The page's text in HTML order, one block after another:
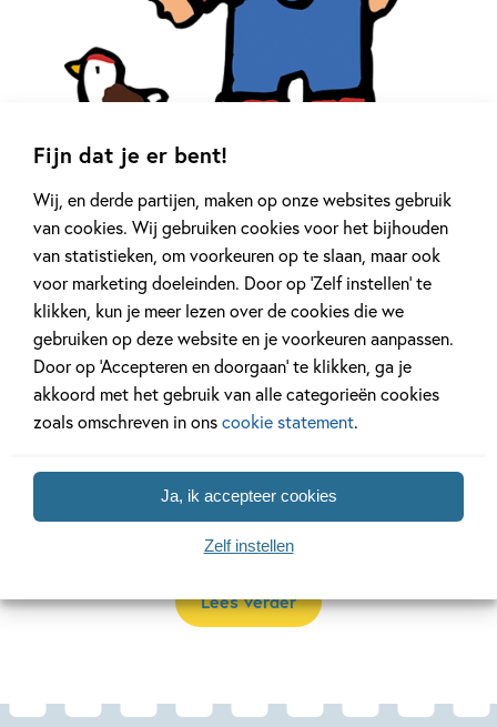
Fijn dat je er bent!
Wij, en derde partijen, maken op onze websites gebruik
van cookies. Wij gebruiken cookies voor het bijhouden
van statistieken, om voorkeuren op te slaan, maar ook
voor marketing doeleinden. Door op ‘Zelf instellen’ te
klikken, kun je meer lezen over de cookies die we
gebruiken op deze website en je voorkeuren aanpassen.
Door op ‘Accepteren en doorgaan’ te klikken, ga je
akkoord met het gebruik van alle categorieën cookies
zoals omschreven in onscookie statement.
Ja, ik accepteer cookies
Zelf instellen
Muis
Muis
Muis woont op de boerderij. Ze rijdt op haar tractor, voert
de dieren, en telt haar kuikentjes. Met haar vriendjes Kora
Kip, Eddie Eekhoorn en Kees Krokodil gaat ze naar de
crèche, de kermis of speelt ze piraat. Ze maakt alles mee
30 jaar herkenbaar voor kinderen over de hele wereld. Stoer
voor jongens en voor meisjes. De Muis-boeken zijn speciaal
geschikt voor deallerkleinstenenpeuters.
Lees verder